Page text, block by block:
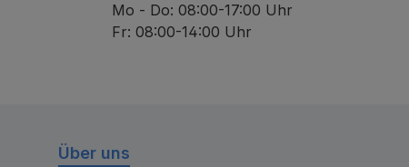
Mo - Do: 08:00-17:00 Uhr
Fr: 08:00-14:00 Uhr
Über uns